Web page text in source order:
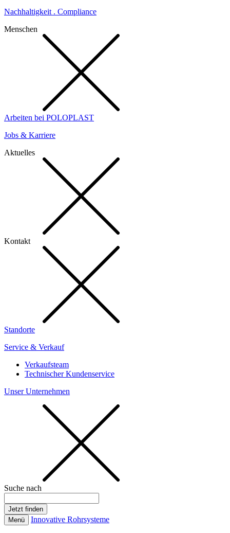
Nachhaltigkeit . Compliance
Menschen
Arbeiten bei POLOPLAST
Jobs & Karriere
Aktuelles
Kontakt
Standorte
Service & Verkauf
Verkaufsteam
Technischer Kundenservice
Unser Unternehmen
Suche nach
Menü Innovative Rohrsysteme